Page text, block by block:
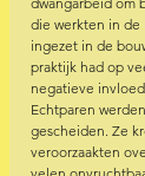
die werkten in de
ingezet in de
praktijk had op
negatieve
Echtparen
gescheiden. Ze
veroorzaakten